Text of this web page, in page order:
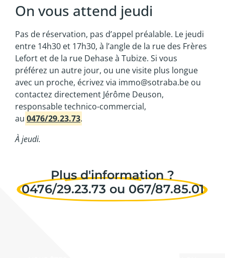
On vous attend jeudi
Pas de réservation, pas d’appel préalable. Le jeudi
entre 14h30 et 17h30, à l’angle de la rue des Frères
Lefort et de la rue Dehase à Tubize. Si vous
préférez un autre jour, ou une visite plus longue
avec un proche, écrivez via immo@sotraba.be ou
contactez directement Jérôme Deuson,
responsable technico-commercial,
au 0476/29.23.73.
À jeudi.
Plus d'information ?
0476/29.23.73 ou 067/87.85.01